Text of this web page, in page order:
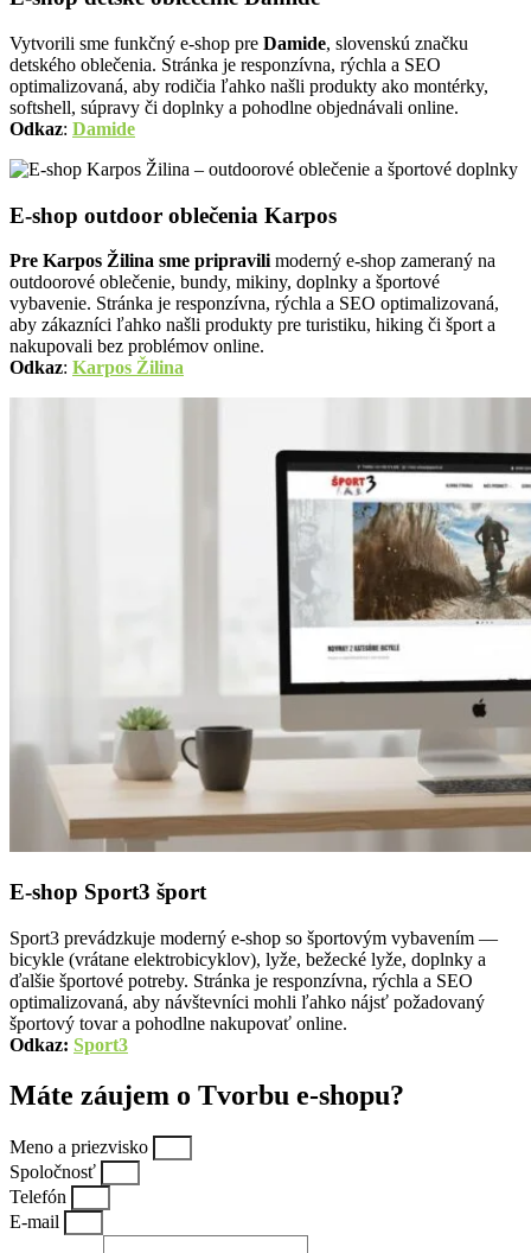
Vytvorili sme funkčný e-shop pre Damide, slovenskú značku
detského oblečenia. Stránka je responzívna, rýchla a SEO
optimalizovaná, aby rodičia ľahko našli produkty ako montérky,
softshell, súpravy či doplnky a pohodlne objednávali online.
Odkaz: Damide
E-shop outdoor oblečenia Karpos
Pre Karpos Žilina sme pripravili moderný e-shop zameraný na
outdoorové oblečenie, bundy, mikiny, doplnky a športové
vybavenie. Stránka je responzívna, rýchla a SEO optimalizovaná,
aby zákazníci ľahko našli produkty pre turistiku, hiking či šport a
nakupovali bez problémov online.
Odkaz: Karpos Žilina
E-shop Sport3 šport
Sport3 prevádzkuje moderný e-shop so športovým vybavením —
bicykle (vrátane elektrobicyklov), lyže, bežecké lyže, doplnky a
ďalšie športové potreby. Stránka je responzívna, rýchla a SEO
optimalizovaná, aby návštevníci mohli ľahko nájsť požadovaný
športový tovar a pohodlne nakupovať online.
Odkaz: Sport3
Máte záujem o Tvorbu e-shopu?
Meno a priezvisko
Spoločnosť
Telefón
E-mail